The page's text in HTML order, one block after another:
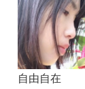
自由自在